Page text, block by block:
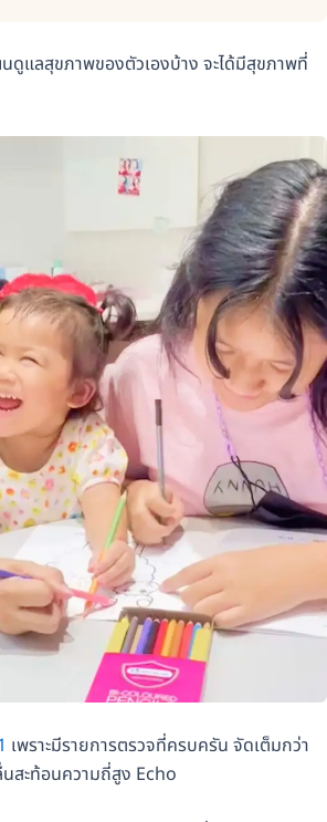
ดูแลสุขภาพของตัวเองบ้าง จะได้มีสุขภาพที่
เพราะมีรายการตรวจที่ครบครัน จัดเต็มกว่า
สะท้อนความถี่สูง Echo